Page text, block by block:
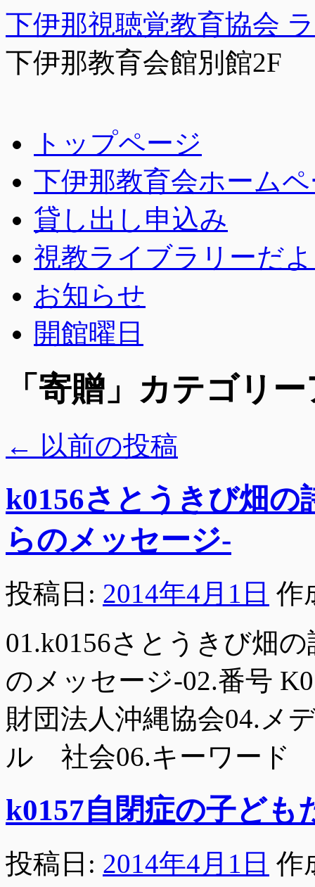
下伊那視聴覚教育協会
下伊那教育会館別館2F
ン
ツ
ス
プ
トップページ
下伊那教育会ホーム
貸し出し申込み
視教ライブラリーだ
お知らせ
開館曜日
「 寄贈 」カテゴリ
← 以前の投稿
k0156さとうきび畑
らのメッセージ-
投稿日: 2014年4月1日 作
01.k0156さとうきび畑
のメッセージ-02.番号
財団法人沖縄協会04.メ
ル 社会06.キーワー
k0157自閉症の子ども
投稿日: 2014年4月1日 作